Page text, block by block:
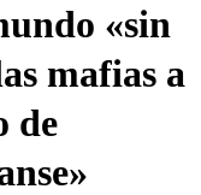
«sin
mafias a
de